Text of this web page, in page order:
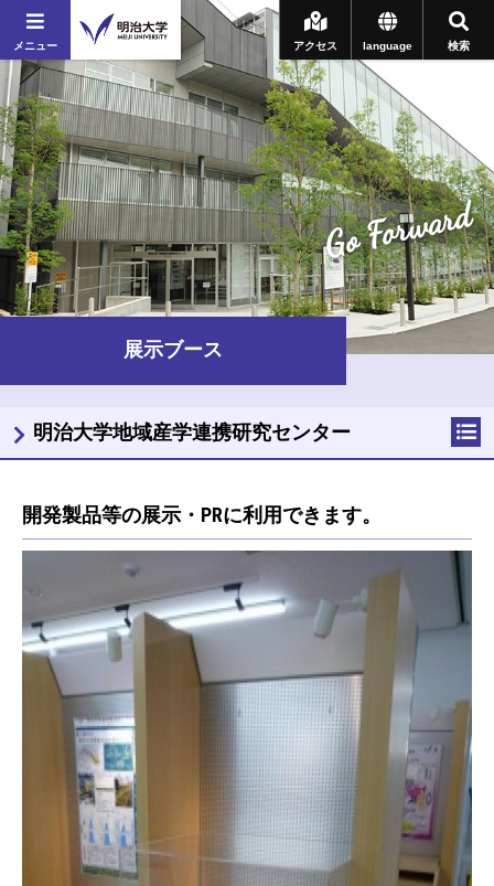
メニュー 検索
language
アクセス
Go Forward
展示ブース
開発製品等の展示・PRに利用できます。
明治大学地域産学連携研究センター